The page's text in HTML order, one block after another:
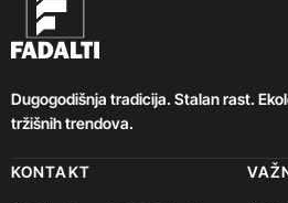
Dugogodišnja tradicija. Stalan rast.
tržišnih trendova.
KONTAKT